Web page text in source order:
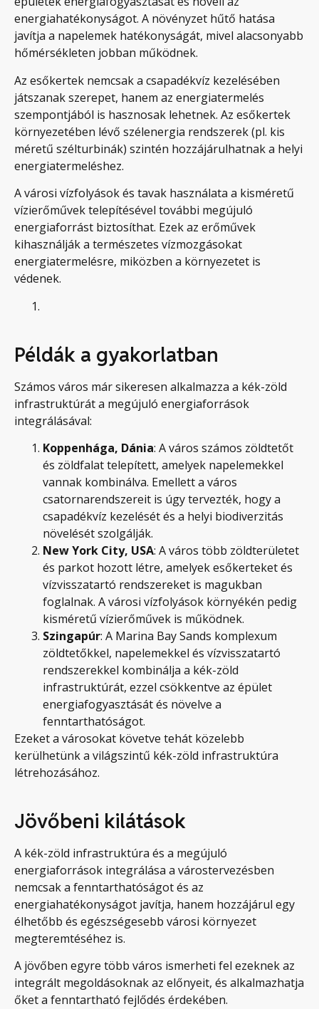
energiahatékonyságot. A növényzet hűtő hatása
javítja a napelemek hatékonyságát, mivel alacsonyabb
hőmérsékleten jobban működnek.
Az esőkertek nemcsak a csapadékvíz kezelésében
játszanak szerepet, hanem az energiatermelés
szempontjából is hasznosak lehetnek. Az esőkertek
környezetében lévő szélenergia rendszerek (pl. kis
méretű szélturbinák) szintén hozzájárulhatnak a helyi
energiatermeléshez.
A városi vízfolyások és tavak használata a kisméretű
vízierőművek telepítésével további megújuló
energiaforrást biztosíthat. Ezek az erőművek
kihasználják a természetes vízmozgásokat
energiatermelésre, miközben a környezetet is
védenek.
Példák a gyakorlatban
Számos város már sikeresen alkalmazza a kék-zöld
infrastruktúrát a megújuló energiaforrások
integrálásával:
Koppenhága, Dánia: A város számos zöldtetőt
és zöldfalat telepített, amelyek napelemekkel
vannak kombinálva. Emellett a város
csatornarendszereit is úgy tervezték, hogy a
csapadékvíz kezelését és a helyi biodiverzitás
növelését szolgálják.
New York City, USA: A város több zöldterületet
és parkot hozott létre, amelyek esőkerteket és
vízvisszatartó rendszereket is magukban
foglalnak. A városi vízfolyások környékén pedig
kisméretű vízierőművek is működnek.
Szingapúr: A Marina Bay Sands komplexum
zöldtetőkkel, napelemekkel és vízvisszatartó
rendszerekkel kombinálja a kék-zöld
infrastruktúrát, ezzel csökkentve az épület
energiafogyasztását és növelve a
fenntarthatóságot.
Ezeket a városokat követve tehát közelebb
kerülhetünk a világszintű kék-zöld infrastruktúra
létrehozásához.
Jövőbeni kilátások
A kék-zöld infrastruktúra és a megújuló
energiaforrások integrálása a várostervezésben
nemcsak a fenntarthatóságot és az
energiahatékonyságot javítja, hanem hozzájárul egy
élhetőbb és egészségesebb városi környezet
megteremtéséhez is.
A jövőben egyre több város ismerheti fel ezeknek az
integrált megoldásoknak az előnyeit, és alkalmazhatja
őket a fenntartható fejlődés érdekében.